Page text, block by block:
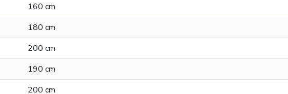
160 cm
180 cm
200 cm
190 cm
200 cm